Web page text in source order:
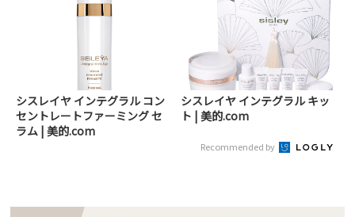
シスレイヤ インテグラル コン
セントレートファーミング セ
ラム | 美的.com
シスレイヤ インテグラル キッ
ト | 美的.com
Recommended by